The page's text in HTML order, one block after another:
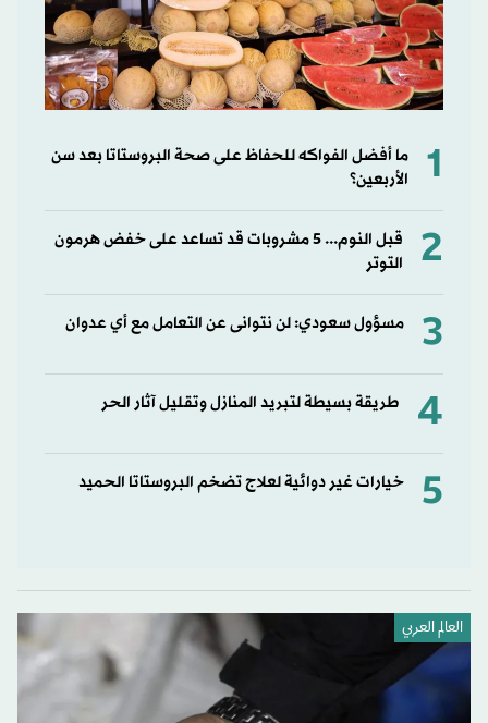
1
ما أفضل الفواكه للحفاظ على صحة البروستاتا بعد سن
الأربعين؟
2
قبل النوم... 5 مشروبات قد تساعد على خفض هرمون
التوتر
3 مسؤول سعودي: لن نتوانى عن التعامل مع أي عدوان
4 طريقة بسيطة لتبريد المنازل وتقليل آثار الحر
5 خيارات غير دوائية لعلاج تضخم البروستاتا الحميد
العالم العربي